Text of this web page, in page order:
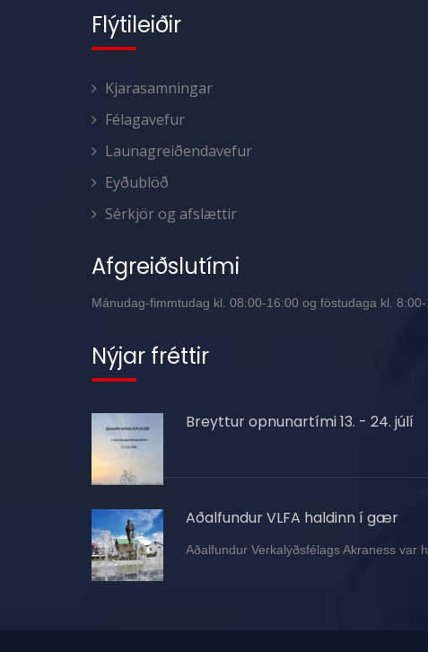
Flýtileiðir
Kjarasamningar
Félagavefur
Launagreiðendavefur
Eyðublöð
Sérkjör og afslættir
Afgreiðslutími
Mánudag-fimmtudag kl. 08:00-16:00 og föstudaga kl.
Nýjar fréttir
Breyttur opnunartími 13. - 24. júlí
Aðalfundur VLFA haldinn í gær
Aðalfundur Verkalýðsfélags Akraness var